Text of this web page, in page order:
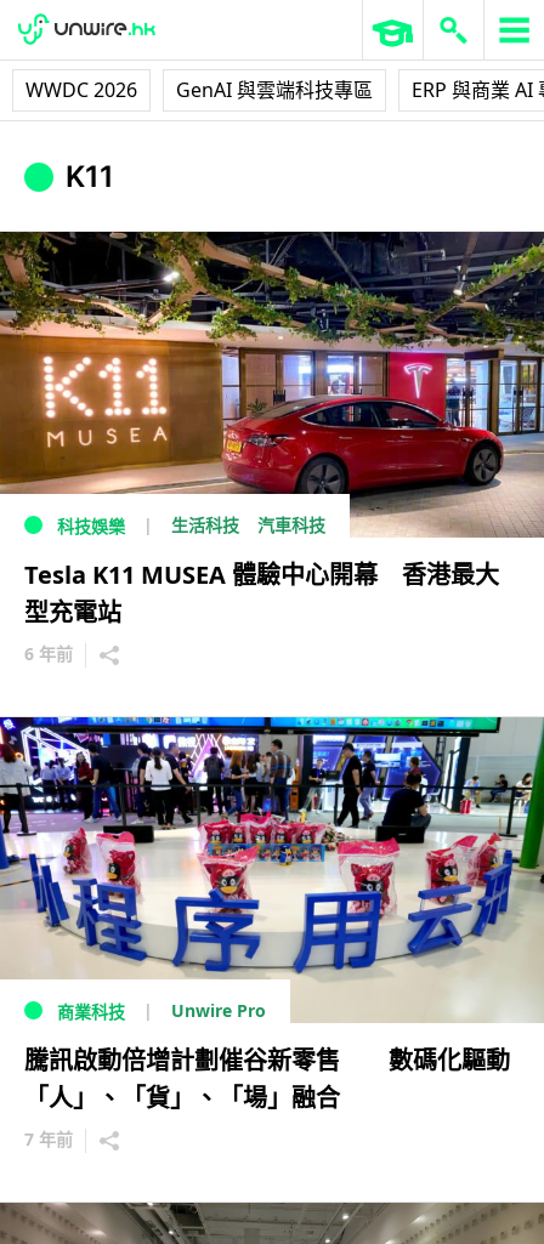
WWDC 2026 GenAI 與雲端科技專區 ERP 與商業 AI
K11
科技娛樂 生活科技 汽車科技
Tesla K11 MUSEA 體驗中心開幕 香港最大
型充電站
6 年前
商業科技 Unwire Pro
騰訊啟動倍增計劃催谷新零售 數碼化驅動
「人」、「貨」、「場」融合
7 年前